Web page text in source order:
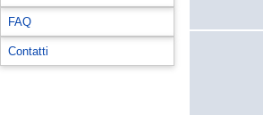
FAQ
Contatti